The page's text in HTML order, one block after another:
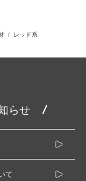
レッド系
らせ
て